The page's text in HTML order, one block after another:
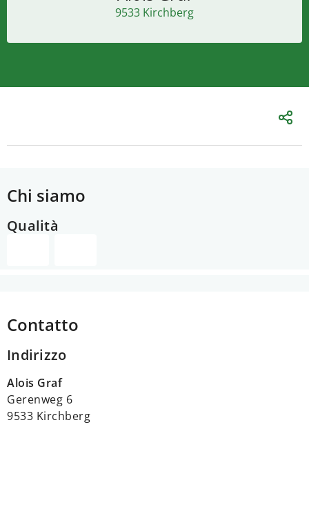
9533 Kirchberg
Chi siamo
Qualità
Contatto
Indirizzo
Alois Graf
Gerenweg 6
9533 Kirchberg